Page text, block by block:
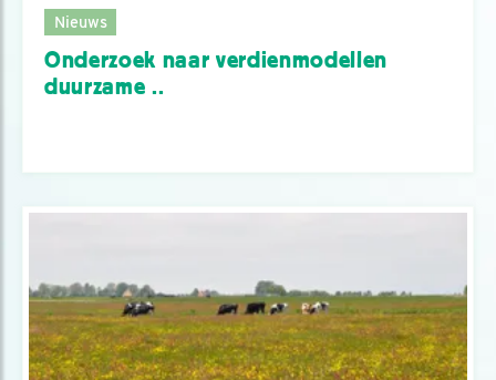
Nieuws
Onderzoek naar verdienmodellen
duurzame ..